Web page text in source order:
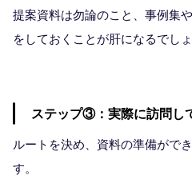
提案資料は勿論のこと、事例集
をしておくことが肝になるでしょ
ステップ③：実際に訪問し
ルートを決め、資料の準備がで
す。